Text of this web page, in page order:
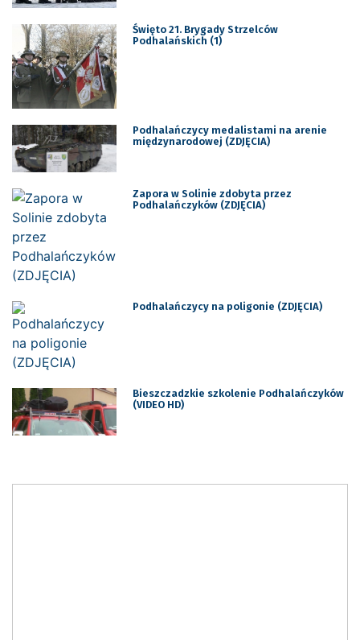
Święto 21. Brygady Strzelców
Podhalańskich (1)
Podhalańczycy medalistami na arenie
międzynarodowej (ZDJĘCIA)
Zapora w Solinie zdobyta przez
Podhalańczyków (ZDJĘCIA)
Podhalańczycy na poligonie (ZDJĘCIA)
Bieszczadzkie szkolenie Podhalańczyków
(VIDEO HD)